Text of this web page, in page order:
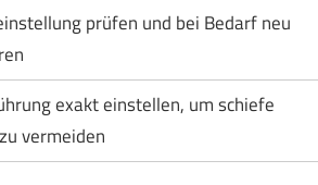
prüfen und bei Bedarf neu
exakt einstellen, um schiefe
vermeiden